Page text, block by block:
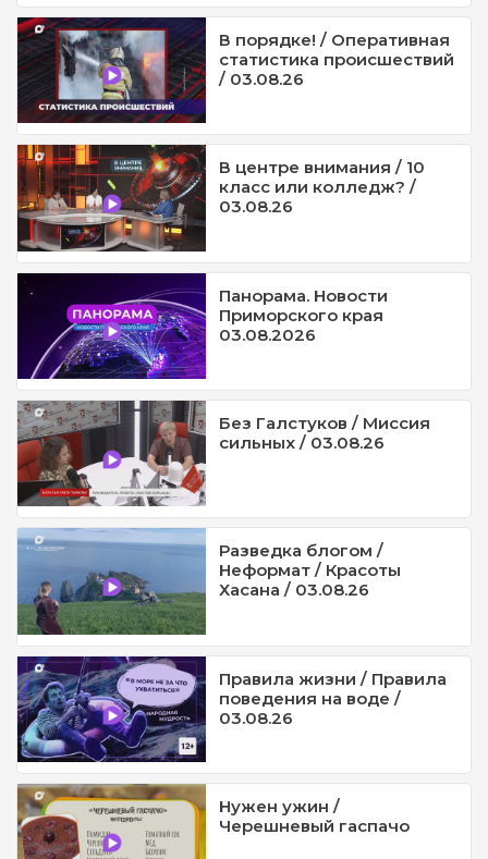
В порядке! / Оперативная
статистика происшествий
/ 03.08.26
В центре внимания / 10
класс или колледж? /
03.08.26
Панорама. Новости
Приморского края
03.08.2026
Без Галстуков / Миссия
сильных / 03.08.26
Разведка блогом /
Неформат / Красоты
Хасана / 03.08.26
Правила жизни / Правила
поведения на воде /
03.08.26
Нужен ужин /
Черешневый гаспачо